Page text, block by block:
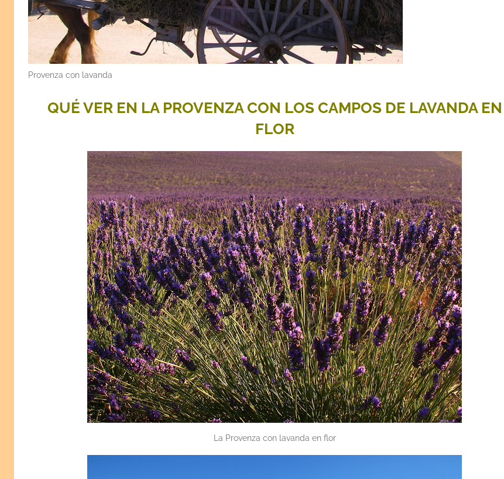
Provenza con lavanda
QUÉ VER EN LA PROVENZA CON LOS CAMPOS DE LAVANDA EN
FLOR
La Provenza con lavanda en flor